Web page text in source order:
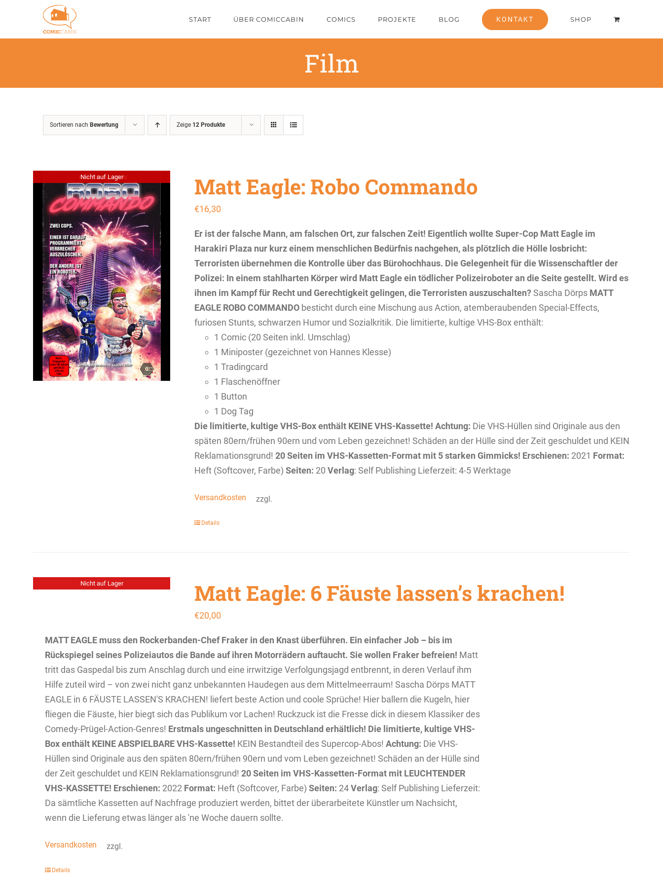
springen
START ÜBER COMICCABIN COMICS PROJEKTE BLOG KONTAKT SHOP
Film
Sortieren nach Bewertung Zeige 12 Produkte
Nicht auf Lager Matt Eagle: Robo Commando
€16,30
Er ist der falsche Mann, am falschen Ort, zur falschen Zeit! Eigentlich wollte Super-Cop Matt Eagle im
Harakiri Plaza nur kurz einem menschlichen Bedürfnis nachgehen, als plötzlich die Hölle losbricht:
Terroristen übernehmen die Kontrolle über das Bürohochhaus. Die Gelegenheit für die Wissenschaftler der
Polizei: In einem stahlharten Körper wird Matt Eagle ein tödlicher Polizeiroboter an die Seite gestellt. Wird es
ihnen im Kampf für Recht und Gerechtigkeit gelingen, die Terroristen auszuschalten?Sascha Dörps MATT
EAGLE ROBO COMMANDObesticht durch eine Mischung aus Action, atemberaubenden Special-Effects,
furiosen Stunts, schwarzen Humor und Sozialkritik. Die limitierte, kultige VHS-Box enthält:
1 Comic (20 Seiten inkl. Umschlag)
1 Miniposter (gezeichnet von Hannes Klesse)
1 Tradingcard
1 Flaschenöffner
1 Button
1 Dog Tag
Die limitierte, kultige VHS-Box enthält KEINE VHS-Kassette! Achtung: Die VHS-Hüllen sind Originale aus den
späten 80ern/frühen 90ern und vom Leben gezeichnet! Schäden an der Hülle sind der Zeit geschuldet und KEIN
Reklamationsgrund! 20 Seiten im VHS-Kassetten-Format mit 5 starken Gimmicks! Erschienen: 2021 Format:
Heft (Softcover, Farbe) Seiten: 20 Verlag: Self Publishing Lieferzeit: 4-5 Werktage
zzgl.
Versandkosten
Details
Nicht auf Lager Matt Eagle: 6 Fäuste lassen’s krachen!
€20,00
MATT EAGLE muss den Rockerbanden-Chef Fraker in den Knast überführen. Ein einfacher Job – bis im
Rückspiegel seines Polizeiautos die Bande auf ihren Motorrädern auftaucht. Sie wollen Fraker befreien! Matt
tritt das Gaspedal bis zum Anschlag durch und eine irrwitzige Verfolgungsjagd entbrennt, in deren Verlauf ihm
Hilfe zuteil wird – von zwei nicht ganz unbekannten Haudegen aus dem Mittelmeerraum! Sascha Dörps MATT
EAGLE in 6 FÄUSTE LASSEN'S KRACHEN! liefert beste Action und coole Sprüche! Hier ballern die Kugeln, hier
fliegen die Fäuste, hier biegt sich das Publikum vor Lachen! Ruckzuck ist die Fresse dick in diesem Klassiker des
Comedy-Prügel-Action-Genres! Erstmals ungeschnitten in Deutschland erhältlich! Die limitierte, kultige VHS-
Box enthält KEINE ABSPIELBARE VHS-Kassette! KEIN Bestandteil des Supercop-Abos!Achtung: Die VHS-
Hüllen sind Originale aus den späten 80ern/frühen 90ern und vom Leben gezeichnet! Schäden an der Hülle sind
der Zeit geschuldet und KEIN Reklamationsgrund!20 Seiten im VHS-Kassetten-Format mit LEUCHTENDER
VHS-KASSETTE! Erschienen: 2022 Format: Heft (Softcover, Farbe)Seiten: 24Verlag: Self Publishing Lieferzeit:
Da sämtliche Kassetten auf Nachfrage produziert werden, bittet der überarbeitete Künstler um Nachsicht,
wenn die Lieferung etwas länger als 'ne Woche dauern sollte.
zzgl.
Versandkosten
Details